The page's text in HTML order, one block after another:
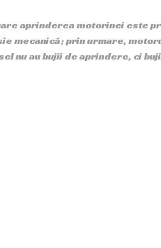
aprinderea motorinei este
mecanică; prin urmare,
nu au bujii de aprindere, ci